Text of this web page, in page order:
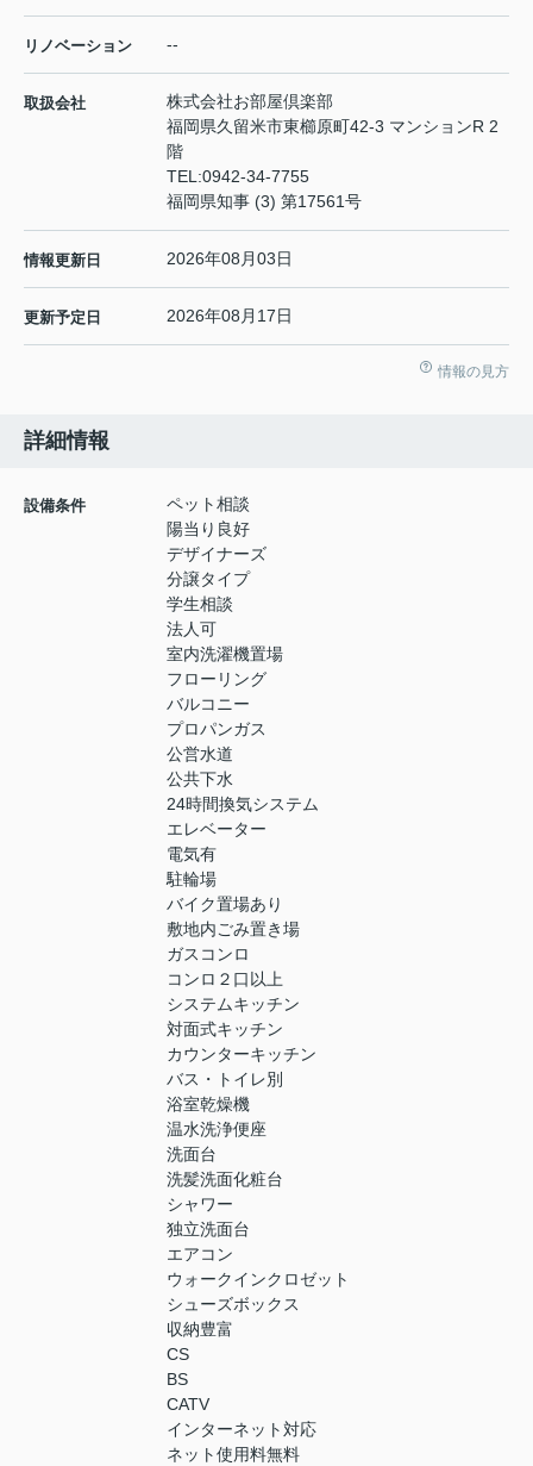
リノベーション --
取扱会社
株式会社お部屋倶楽部
福岡県久留米市東櫛原町42-3 マンションR 2
階
TEL:0942-34-7755
福岡県知事 (3) 第17561号
情報更新日 2026年08月03日
更新予定日 2026年08月17日
情報の見方
詳細情報
設備条件
ペット相談
陽当り良好
デザイナーズ
分譲タイプ
学生相談
法人可
室内洗濯機置場
フローリング
バルコニー
プロパンガス
公営水道
公共下水
24時間換気システム
エレベーター
電気有
駐輪場
バイク置場あり
敷地内ごみ置き場
ガスコンロ
コンロ２口以上
システムキッチン
対面式キッチン
カウンターキッチン
バス・トイレ別
浴室乾燥機
温水洗浄便座
洗面台
洗髪洗面化粧台
シャワー
独立洗面台
エアコン
ウォークインクロゼット
シューズボックス
収納豊富
CS
BS
CATV
インターネット対応
ネット使用料無料